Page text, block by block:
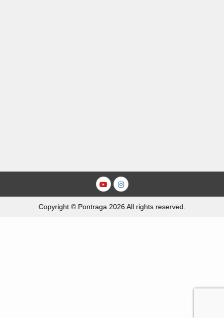
Youtube
Instagram
Copyright © Pontraga 2026 All rights reserved.